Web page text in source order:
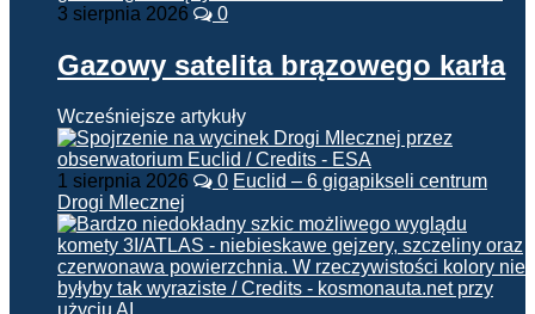
3 sierpnia 2026 0
Gazowy satelita brązowego karła
Wcześniejsze artykuły
1 sierpnia 2026 0 Euclid – 6 gigapikseli centrum
Drogi Mlecznej